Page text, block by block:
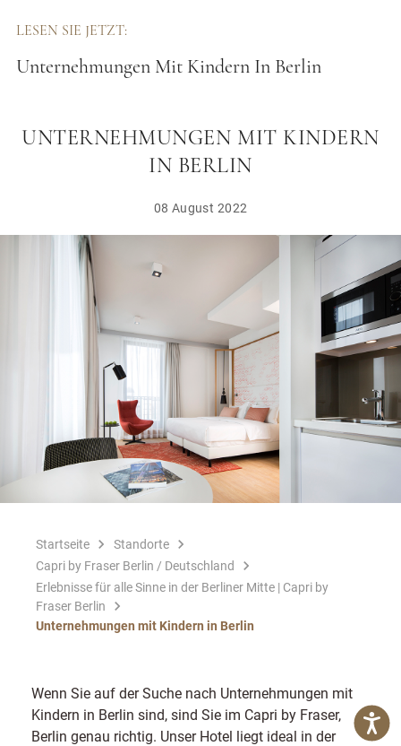
LESEN SIE JETZT:
Unternehmungen Mit Kindern In Berlin
UNTERNEHMUNGEN MIT KINDERN
IN BERLIN
08 August 2022
Startseite
Standorte
Capri by Fraser Berlin / Deutschland
Erlebnisse für alle Sinne in der Berliner Mitte | Capri by
Fraser Berlin
Unternehmungen mit Kindern in Berlin
Wenn Sie auf der Suche nach Unternehmungen mit
Kindern in Berlin sind, sind Sie im Capri by Fraser,
Berlin genau richtig. Unser Hotel liegt ideal in der